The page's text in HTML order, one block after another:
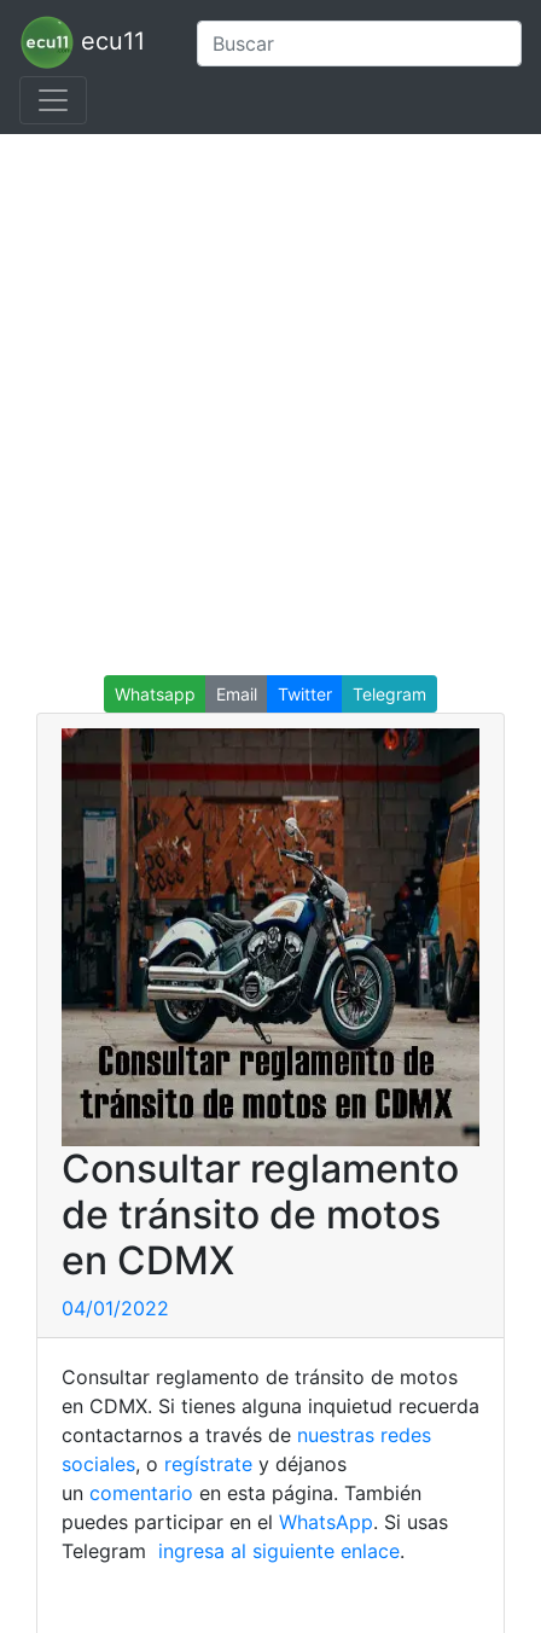
ecu11
Whatsapp Email Twitter Telegram
Consultar reglamento
de tránsito de motos
en CDMX
04/01/2022
Consultar reglamento de tránsito de motos
en CDMX. Si tienes alguna inquietud recuerda
contactarnos a través de nuestras redes
sociales, o regístrate y déjanos
un comentario en esta página. También
puedes participar en el WhatsApp. Si usas
Telegram ingresa al siguiente enlace.